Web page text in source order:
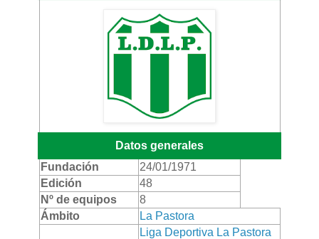
Datos generales
Fundación
24/01/1971
Edición
48
Nº de equipos
8
Ámbito
La Pastora
Liga Deportiva La Pastora